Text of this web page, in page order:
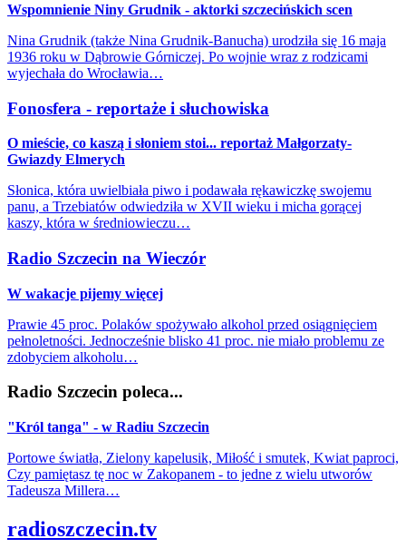
Wspomnienie Niny Grudnik - aktorki szczecińskich scen
Nina Grudnik (także Nina Grudnik-Banucha) urodziła się 16 maja
1936 roku w Dąbrowie Górniczej. Po wojnie wraz z rodzicami
wyjechała do Wrocławia…
Fonosfera - reportaże i słuchowiska
O mieście, co kaszą i słoniem stoi... reportaż Małgorzaty-
Gwiazdy Elmerych
Słonica, która uwielbiała piwo i podawała rękawiczkę swojemu
panu, a Trzebiatów odwiedziła w XVII wieku i micha gorącej
kaszy, która w średniowieczu…
Radio Szczecin na Wieczór
W wakacje pijemy więcej
Prawie 45 proc. Polaków spożywało alkohol przed osiągnięciem
pełnoletności. Jednocześnie blisko 41 proc. nie miało problemu ze
zdobyciem alkoholu…
Radio Szczecin poleca...
"Król tanga" - w Radiu Szczecin
Portowe światła, Zielony kapelusik, Miłość i smutek, Kwiat paproci,
Czy pamiętasz tę noc w Zakopanem - to jedne z wielu utworów
Tadeusza Millera…
radioszczecin.tv